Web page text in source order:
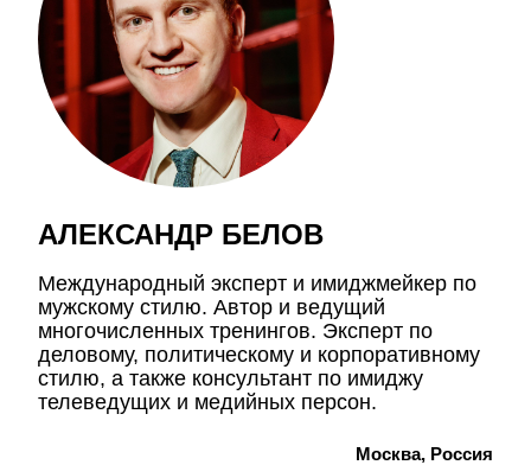
АЛЕКСАНДР БЕЛОВ
Международный эксперт и имиджмейкер по
мужскому стилю. Автор и ведущий
многочисленных тренингов. Эксперт по
деловому, политическому и корпоративному
стилю, а также консультант по имиджу
телеведущих и медийных персон.
Москва, Россия